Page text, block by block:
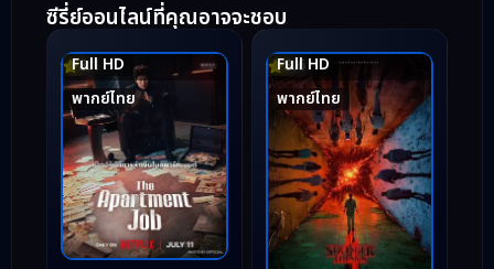
ซีรี่ย์ออนไลน์ที่คุณอาจจะชอบ
Full HD
พากย์ไทย
8.1
Full HD
พากย์ไทย
8.6